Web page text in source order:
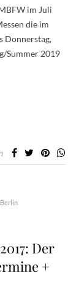
im Juli
die im
Donnerstag,
Summer 2019
Der
+